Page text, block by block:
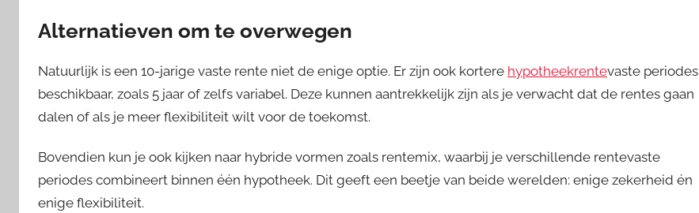
Alternatieven om te overwegen
Natuurlijk is een 10-jarige vaste rente niet de enige optie. Er zijn ook kortere hypotheekrentevaste periodes
beschikbaar, zoals 5 jaar of zelfs variabel. Deze kunnen aantrekkelijk zijn als je verwacht dat de rentes gaan
dalen of als je meer flexibiliteit wilt voor de toekomst.
Bovendien kun je ook kijken naar hybride vormen zoals rentemix, waarbij je verschillende rentevaste
periodes combineert binnen één hypotheek. Dit geeft een beetje van beide werelden: enige zekerheid én
enige flexibiliteit.